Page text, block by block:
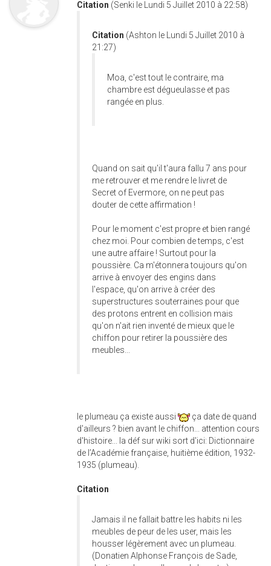
Citation (Senki le Lundi 5 Juillet 2010 à 22:58)
Citation (Ashton le Lundi 5 Juillet 2010 à
21:27)
Moa, c'est tout le contraire, ma
chambre est dégueulasse et pas
rangée en plus.
Quand on sait qu'il t'aura fallu 7 ans pour
me retrouver et me rendre le livret de
Secret of Evermore, on ne peut pas
douter de cette affirmation !
Pour le moment c'est propre et bien rangé
chez moi. Pour combien de temps, c'est
une autre affaire ! Surtout pour la
poussière. Ca m'étonnera toujours qu'on
arrive à envoyer des engins dans
l'espace, qu'on arrive à créer des
superstructures souterraines pour que
des protons entrent en collision mais
qu'on n'ait rien inventé de mieux que le
chiffon pour retirer la poussière des
meubles...
le plumeau ça existe aussi
ça date de quand
d'ailleurs ? bien avant le chiffon... attention cours
d'histoire... la déf sur wiki sort d'ici: Dictionnaire
de l’Académie française, huitième édition, 1932-
1935 (plumeau).
Citation
Jamais il ne fallait battre les habits ni les
meubles de peur de les user, mais les
housser légèrement avec un plumeau.
(Donatien Alphonse François de Sade,